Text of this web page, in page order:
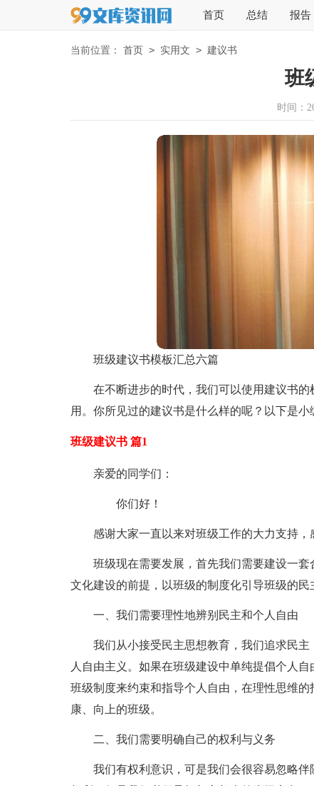
首页 总结 报告
当前位置： 首页 > 实用文 > 建议书
班
时间：
班级建议书模板汇总六篇
在不断进步的时代，我们可以使用建议书
用。你所见过的建议书是什么样的呢？以下是
班级建议书 篇1
亲爱的同学们：
你们好！
感谢大家一直以来对班级工作的大力支持
班级现在需要发展，首先我们需要建设一
文化建设的前提，以班级的制度化引导班级的民
一、我们需要理性地辨别民主和个人自由
我们从小接受民主思想教育，我们追求民
人自由主义。如果在班级建设中单纯提倡个人
班级制度来约束和指导个人自由，在理性思维
康、向上的班级。
二、我们需要明确自己的权利与义务
我们有权利意识，可是我们会很容易忽略